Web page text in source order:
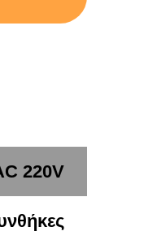
220V